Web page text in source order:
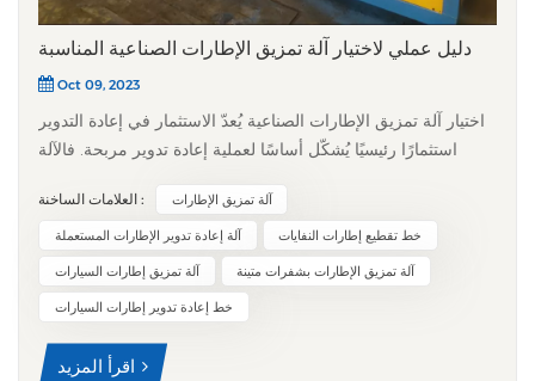
دليل عملي لاختيار آلة تمزيق الإطارات الصناعية المناسبة
Oct 09, 2023
اختيار آلة تمزيق الإطارات الصناعية يُعدّ الاستثمار في إعادة التدوير
استثمارًا رئيسيًا يُشكّل أساسًا لعملية إعادة تدوير مربحة. فالآلة
الخاطئة إلى توقفات متكررة وتكاليف صيانة باهظة. يُبسّط هذا الدليل
عملية اتخاذ القرار من خلال تقسيمها إلى سبعة عوامل رئيسية يجب
مراعاتها. ​1. سعة المعالجة (الإنتاجية)​ ابدأ بتقييم احتياجاتك الفعلية.
كم طنًا من الإطارات تحتاج إلى معالجتها في الساعة؟ كن واقعيًا
بشأن حجم إنتاجك الحالي، وخذ في الحسبان إمكانية النمو
المستقبلي. قد تبدأ العمليات الصغيرة بآلة تعالج طنين في الساعة،
العلامات الساخنة : آلة تمزيق الإطارات
آلة إعادة تدوير الإطارات المستعملة خط تقطيع إطارات النفايات
آلة تمزيق إطارات السيارات آلة تمزيق الإطارات بشفرات متينة
خط إعادة تدوير إطارات السيارات
اقرأ المزيد